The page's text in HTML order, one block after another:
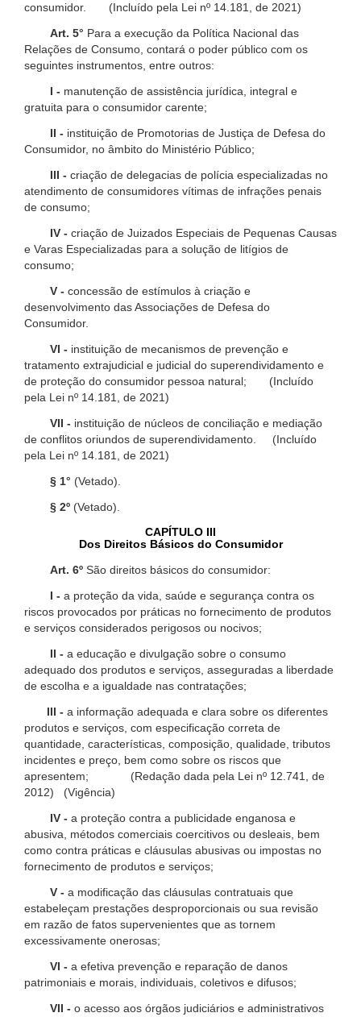
consumidor. (Incluído pela Lei nº 14.181, de 2021)
Art. 5° Para a execução da Política Nacional das
Relações de Consumo, contará o poder público com os
seguintes instrumentos, entre outros:
I - manutenção de assistência jurídica, integral e
gratuita para o consumidor carente;
II - instituição de Promotorias de Justiça de Defesa do
Consumidor, no âmbito do Ministério Público;
III - criação de delegacias de polícia especializadas no
atendimento de consumidores vítimas de infrações penais
de consumo;
IV - criação de Juizados Especiais de Pequenas Causas
e Varas Especializadas para a solução de litígios de
consumo;
V - concessão de estímulos à criação e
desenvolvimento das Associações de Defesa do
Consumidor.
VI - instituição de mecanismos de prevenção e
tratamento extrajudicial e judicial do superendividamento e
de proteção do consumidor pessoa natural; (Incluído
pela Lei nº 14.181, de 2021)
VII - instituição de núcleos de conciliação e mediação
de conflitos oriundos de superendividamento. (Incluído
pela Lei nº 14.181, de 2021)
§ 1° (Vetado).
§ 2º (Vetado).
CAPÍTULO III
Dos Direitos Básicos do Consumidor
Art. 6º São direitos básicos do consumidor:
I - a proteção da vida, saúde e segurança contra os
riscos provocados por práticas no fornecimento de produtos
e serviços considerados perigosos ou nocivos;
II - a educação e divulgação sobre o consumo
adequado dos produtos e serviços, asseguradas a liberdade
de escolha e a igualdade nas contratações;
III - a informação adequada e clara sobre os diferentes
produtos e serviços, com especificação correta de
quantidade, características, composição, qualidade, tributos
incidentes e preço, bem como sobre os riscos que
apresentem; (Redação dada pela Lei nº 12.741, de
2012) (Vigência)
IV - a proteção contra a publicidade enganosa e
abusiva, métodos comerciais coercitivos ou desleais, bem
como contra práticas e cláusulas abusivas ou impostas no
fornecimento de produtos e serviços;
V - a modificação das cláusulas contratuais que
estabeleçam prestações desproporcionais ou sua revisão
em razão de fatos supervenientes que as tornem
excessivamente onerosas;
VI - a efetiva prevenção e reparação de danos
patrimoniais e morais, individuais, coletivos e difusos;
VII - o acesso aos órgãos judiciários e administrativos